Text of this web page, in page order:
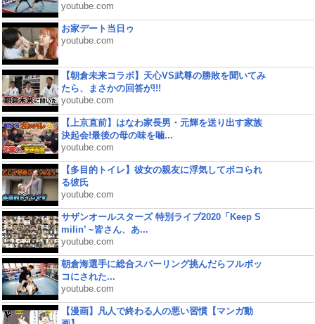
youtube.com
お家デート当日ゥ
youtube.com
【朝倉未来コラボ】天心VS武尊の勝敗を聞いてみ
たら、まさかの回答が!!!
youtube.com
【上京直前】はなわ家長男・元輝を送り出す家族
決起会!最後の母の味を噛...
youtube.com
【多目的トイレ】彼女の親友に浮気してボコられ
る彼氏
youtube.com
サザンオールスターズ 特別ライブ2020「Keep S
milin’ ~皆さん、あ...
youtube.com
朝倉海選手に総合スパーリング挑んだらフルボッ
コにされた...
youtube.com
【漫画】凡人で終わる人の悪い習慣【マンガ動